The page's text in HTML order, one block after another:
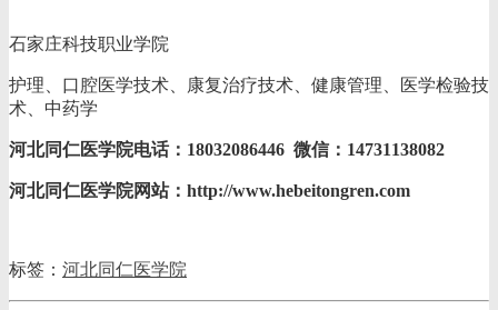
石家庄科技职业学院
护理、口腔医学技术、康复治疗技术、健康管理、医学检验技
术、中药学
河北同仁医学院电话：18032086446 微信：14731138082
河北同仁医学院网站：http://www.hebeitongren.com
标签： 河北同仁医学院